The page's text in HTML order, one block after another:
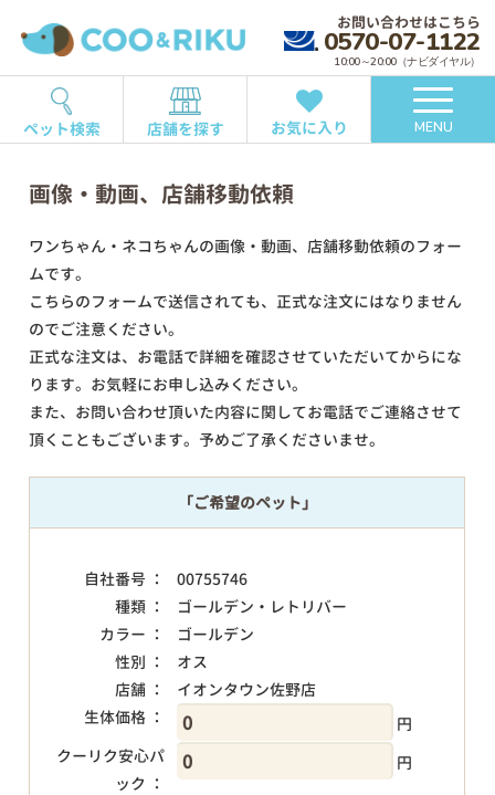
お問い合わせはこちら
0570-07-1122
10:00～20:00（ナビダイヤル）
ペット検索 店舗を探す お気に入り MENU
画像・動画、店舗移動依頼
ワンちゃん・ネコちゃんの画像・動画、店舗移動依頼のフォー
ムです。
こちらのフォームで送信されても、正式な注文にはなりません
のでご注意ください。
正式な注文は、お電話で詳細を確認させていただいてからにな
ります。お気軽にお申し込みください。
また、お問い合わせ頂いた内容に関してお電話でご連絡させて
頂くこともございます。予めご了承くださいませ。
「ご希望のペット」
自社番号 ：
00755746
種類 ：
ゴールデン・レトリバー
カラー ：
ゴールデン
性別 ：
オス
店舗 ：
イオンタウン佐野店
生体価格 ：
円
クーリク安心パ
ック ：
円